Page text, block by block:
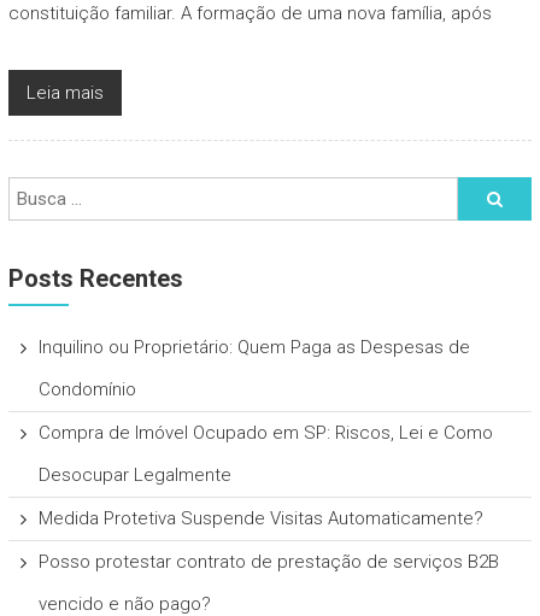
constituição familiar. A formação de uma nova família, após
Leia mais
Posts Recentes
Inquilino ou Proprietário: Quem Paga as Despesas de
Condomínio
Compra de Imóvel Ocupado em SP: Riscos, Lei e Como
Desocupar Legalmente
Medida Protetiva Suspende Visitas Automaticamente?
Posso protestar contrato de prestação de serviços B2B
vencido e não pago?